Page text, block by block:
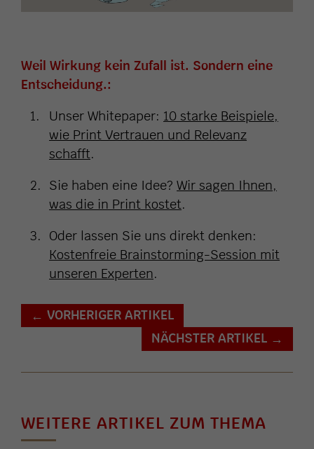
Weil Wirkung kein Zufall ist. Sondern eine
Entscheidung.:
Unser Whitepaper: 10 starke Beispiele,
wie Print Vertrauen und Relevanz
schafft.
Sie haben eine Idee? Wir sagen Ihnen,
was die in Print kostet.
Oder lassen Sie uns direkt denken:
Kostenfreie Brainstorming-Session mit
unseren Experten.
← VORHERIGER ARTIKEL
NÄCHSTER ARTIKEL →
WEITERE ARTIKEL ZUM THEMA